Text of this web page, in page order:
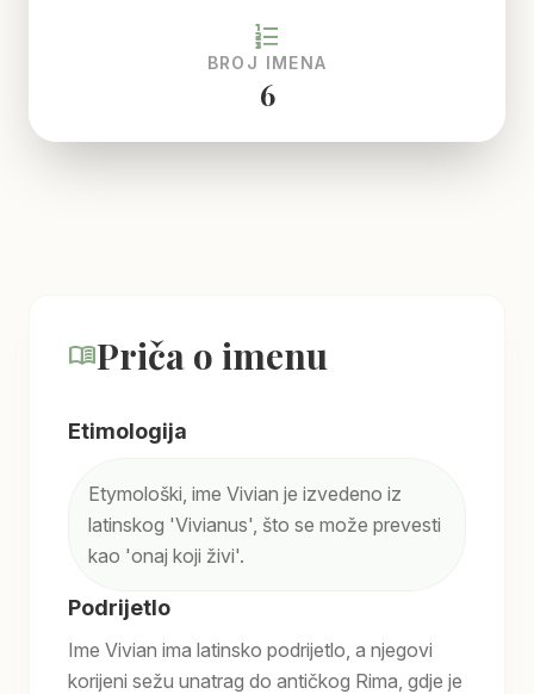
format_list_numbered
BROJ IMENA
6
menu_bookPriča o imenu
Etimologija
Etymološki, ime Vivian je izvedeno iz
latinskog 'Vivianus', što se može prevesti
kao 'onaj koji živi'.
Podrijetlo
Ime Vivian ima latinsko podrijetlo, a njegovi
korijeni sežu unatrag do antičkog Rima, gdje je